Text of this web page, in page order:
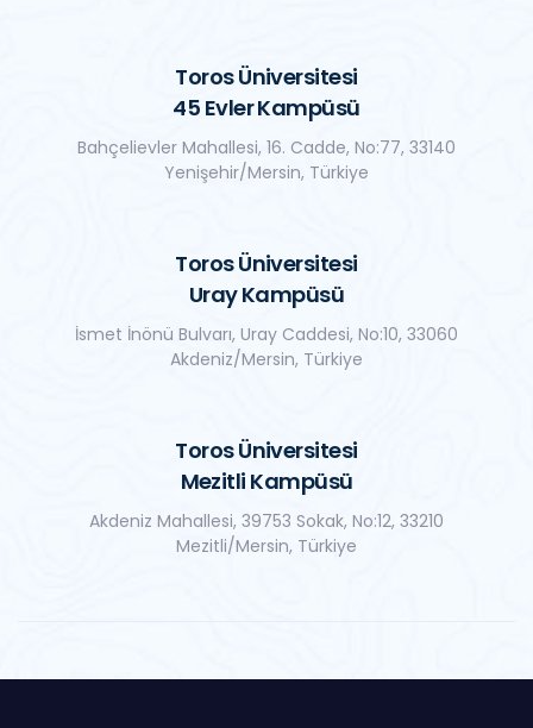
Toros Üniversitesi
45 Evler Kampüsü
Bahçelievler Mahallesi, 16. Cadde, No:77, 33140
Yenişehir/Mersin, Türkiye
Toros Üniversitesi
Uray Kampüsü
İsmet İnönü Bulvarı, Uray Caddesi, No:10, 33060
Akdeniz/Mersin, Türkiye
Toros Üniversitesi
Mezitli Kampüsü
Akdeniz Mahallesi, 39753 Sokak, No:12, 33210
Mezitli/Mersin, Türkiye